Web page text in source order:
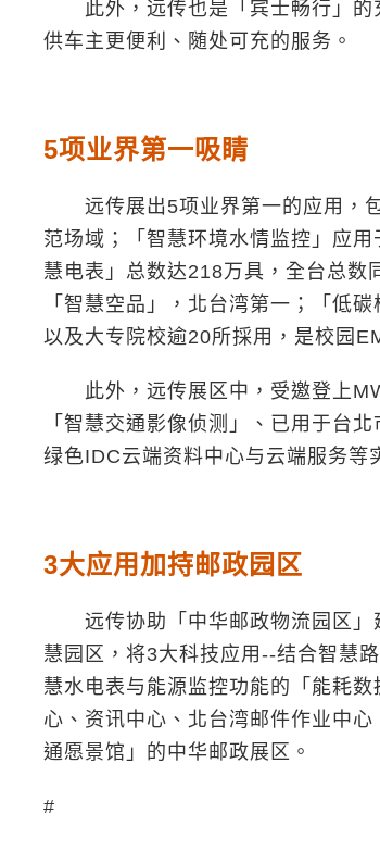
此外，远传也是「宾士畅行」的
供车主更便利、随处可充的服务。
5项业界第一吸睛
远传展出5项业界第一的应用，包
范场域；「智慧环境水情监控」应
慧电表」总数达218万具，全台总数
「智慧空品」，北台湾第一；「低
以及大专院校逾20所採用，是校园
此外，远传展区中，受邀登上
「智慧交通影像侦测」、已用于台
绿色IDC云端资料中心与云端服务等
3大应用加持邮政园区
远传协助「中华邮政物流园区」
慧园区，将3大科技应用--结合智慧
慧水电表与能源监控功能的「能耗
心、资讯中心、北台湾邮件作业中
通愿景馆」的中华邮政展区。
#